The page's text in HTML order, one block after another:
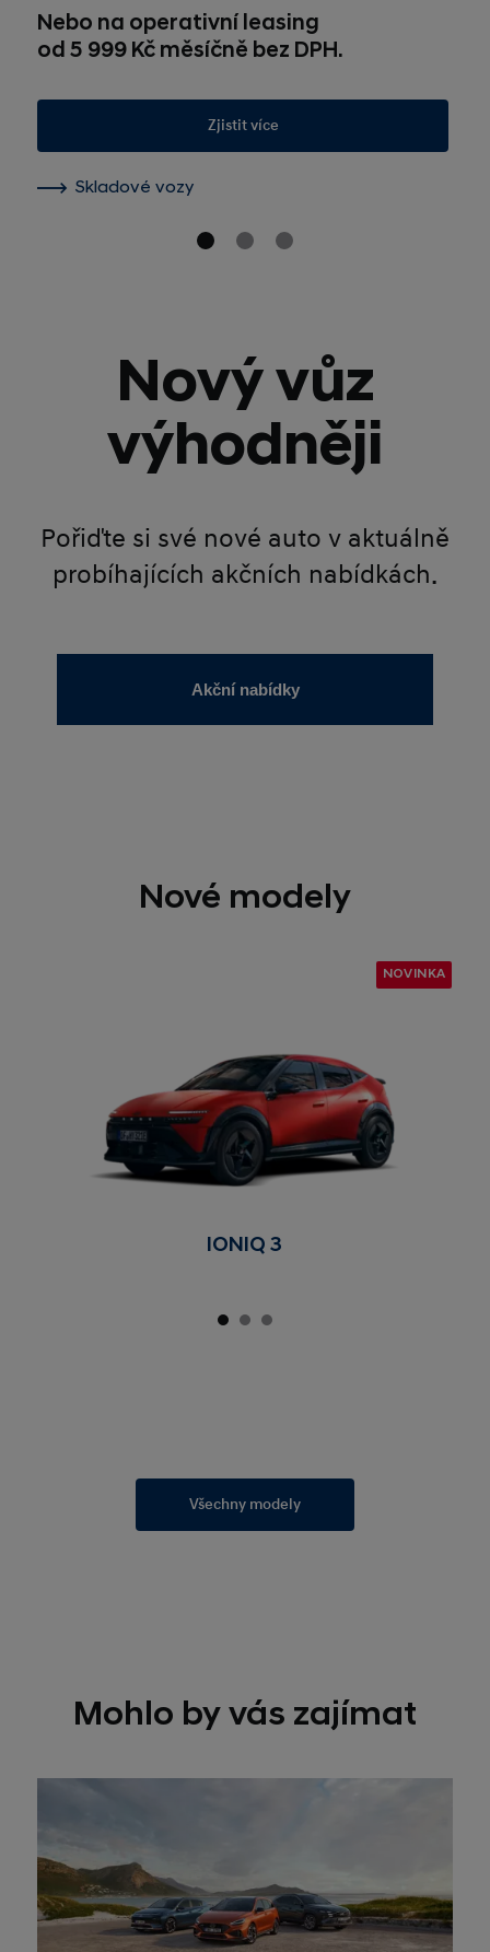
Nebo na operativní leasing
od 5 999 Kč měsíčně bez DPH.
Zjistit více
Skladové vozy
Nový vůz
výhodněji
Pořiďte si své nové auto v aktuálně
probíhajících akčních nabídkách.
Akční nabídky
Nové modely
NOVINKA
IONIQ 3
Všechny modely
Mohlo by vás zajímat